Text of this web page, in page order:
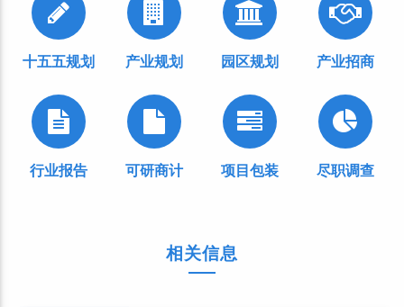
十五五规划 产业规划 园区规划 产业招商
行业报告 可研商计 项目包装 尽职调查
相关信息